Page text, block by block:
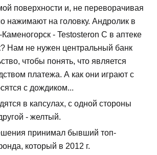
поверхности и, не переворачивая
нажимают на головку. Андролик в
Каменогорск - Testosteron C в аптеке
Нам не нужен центральный банк
чтобы понять, что является
платежа. А как они играют с
с дождиком...
в капсулах, с одной стороны
- желтый.
принимал бывший топ-
который в 2012 г.